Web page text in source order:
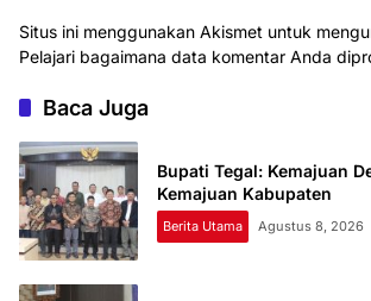
Situs ini menggunakan Akismet untuk
Pelajari bagaimana data komentar Anda
Baca Juga
Bupati Tegal: Kemajuan
Kemajuan Kabupaten
Berita Utama Agustus 8, 2026